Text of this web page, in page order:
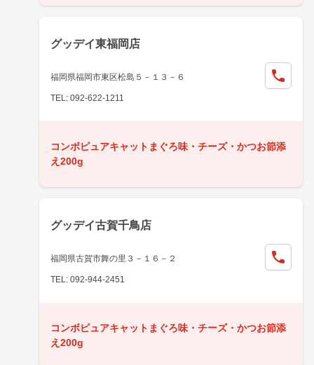
グッデイ東福岡店
福岡県福岡市東区松島５－１３－６
TEL: 092-622-1211
コンボピュアキャットまぐろ味・チーズ・かつお節添
え200g
グッデイ古賀千鳥店
福岡県古賀市舞の里３－１６－２
TEL: 092-944-2451
コンボピュアキャットまぐろ味・チーズ・かつお節添
え200g